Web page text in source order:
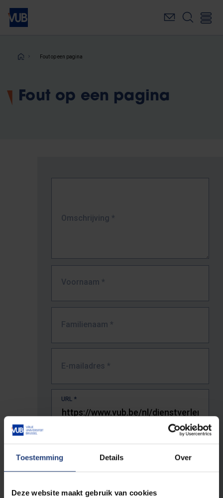
Toestemming Details Over
Deze website maakt gebruik van cookies
Overslaan
naar
inhoudKruimelpad
Fout op een pagina
Fout op een pagina
Omschrijving *
Voornaam *
Familienaam *
E-mailadres *
URL *
De volledige URL van de pagina waar je de fout zag.